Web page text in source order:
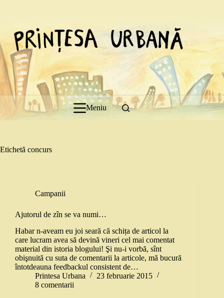
Meniu
Etichetă concurs
Campanii
Ajutorul de zîn se va numi…
Habar n-aveam eu joi seară că schița de articol la
care lucram avea să devină vineri cel mai comentat
material din istoria blogului! Şi nu-i vorbă, sînt
obişnuită cu suta de comentarii la articole, mă bucură
întotdeauna feedbackul consistent de…
Printesa Urbana
23 februarie 2015
8 comentarii